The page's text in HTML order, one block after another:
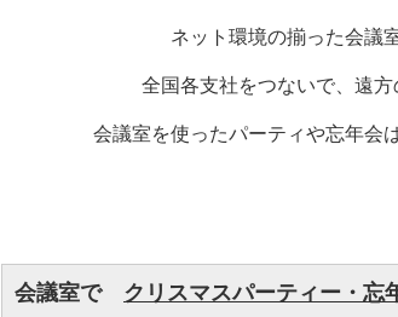
ネット環境の揃った会議
全国各支社をつないで、遠方
会議室を使ったパーティや忘年会
会議室で クリスマスパーティー・忘